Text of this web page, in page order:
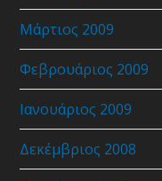
Μάρτιος 2009
Φεβρουάριος 2009
Ιανουάριος 2009
Δεκέμβριος 2008